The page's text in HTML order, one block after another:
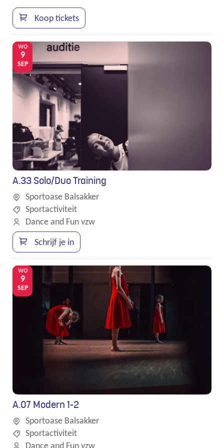
activiteit.Koop tickets
wo
9
SEP
A.33 Solo/Duo Training
Sportoase Balsakker
Sportactiviteit
Dance and Fun vzw
Schrijf je in
wo
9
SEP
A.07 Modern 1-2
Sportoase Balsakker
Sportactiviteit
Dance and Fun vzw